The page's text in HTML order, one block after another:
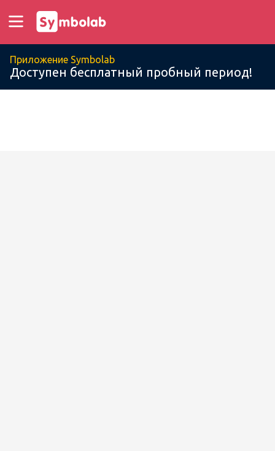
Приложение Symbolab
Доступен бесплатный пробный период!